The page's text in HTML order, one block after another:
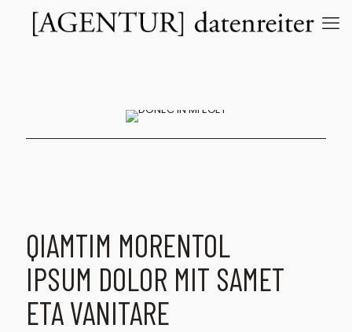
QIAMTIM MORENTOL
IPSUM DOLOR MIT SAMET
ETA VANITARE